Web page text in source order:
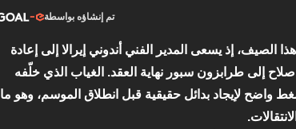
تم إنشاؤه بواسطة
الصيف، إذ يسعى المدير الفني أندوني إيرالا إلى إعادة
إلى طرابزون سبور نهاية العقد. الغياب الذي خلّفه
واضح لإيجاد بدائل حقيقية قبل انطلاق الموسم، وهو ما